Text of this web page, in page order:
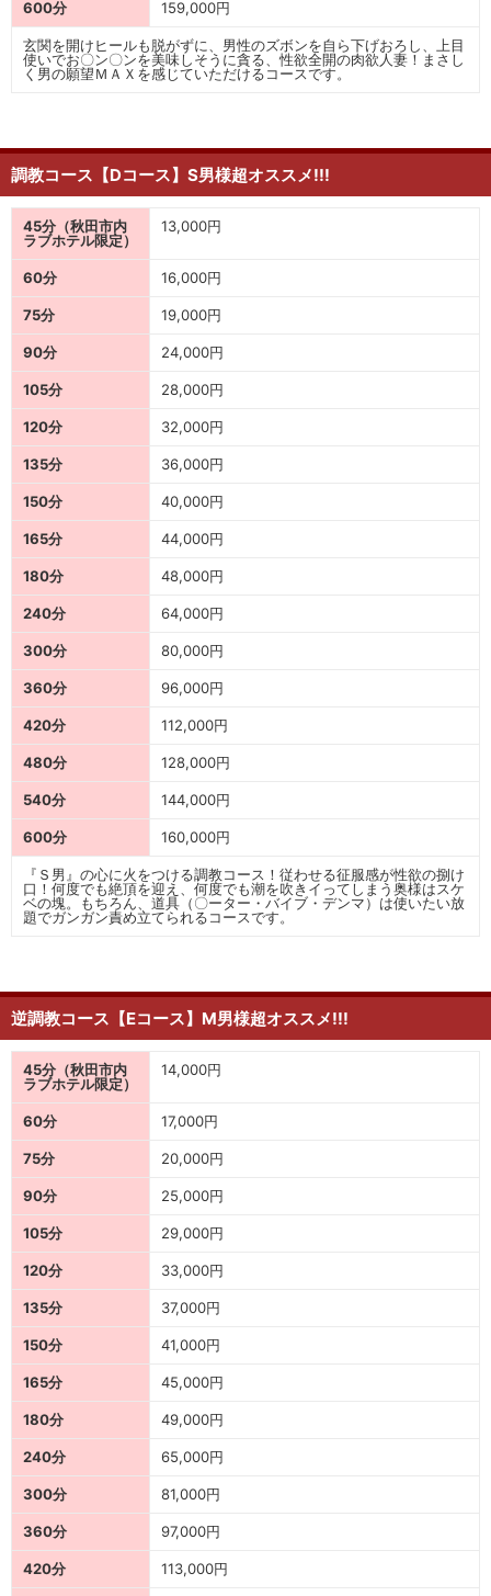
600分 159,000円
玄関を開けヒールも脱がずに、男性のズボンを自ら下げおろし、上目
使いでお〇ン〇ンを美味しそうに貪る、性欲全開の肉欲人妻！まさし
く男の願望ＭＡＸを感じていただけるコースです。
調教コース【Dコース】S男様超オススメ!!!
45分（秋田市内
ラブホテル限定）
13,000円
60分 16,000円
75分 19,000円
90分 24,000円
105分 28,000円
120分 32,000円
135分 36,000円
150分 40,000円
165分 44,000円
180分 48,000円
240分 64,000円
300分 80,000円
360分 96,000円
420分 112,000円
480分 128,000円
540分 144,000円
600分 160,000円
『Ｓ男』の心に火をつける調教コース！従わせる征服感が性欲の捌け
口！何度でも絶頂を迎え、何度でも潮を吹きイってしまう奥様はスケ
ベの塊。もちろん、道具（〇ーター・バイブ・デンマ）は使いたい放
題でガンガン責め立てられるコースです。
逆調教コース【Eコース】M男様超オススメ!!!
45分（秋田市内
ラブホテル限定）
14,000円
60分 17,000円
75分 20,000円
90分 25,000円
105分 29,000円
120分 33,000円
135分 37,000円
150分 41,000円
165分 45,000円
180分 49,000円
240分 65,000円
300分 81,000円
360分 97,000円
420分 113,000円